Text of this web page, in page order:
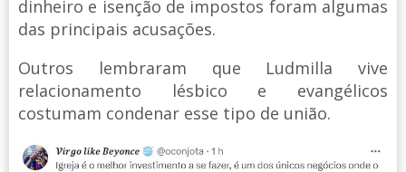
dinheiro e isenção de impostos foram algumas
das principais acusações.
Outros lembraram que Ludmilla vive
relacionamento lésbico e evangélicos
costumam condenar esse tipo de união.